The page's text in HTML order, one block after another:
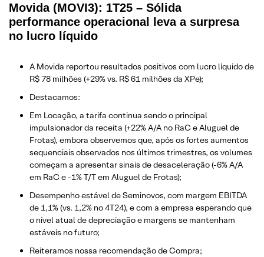
Movida (MOVI3): 1T25 – Sólida
performance operacional leva a surpresa
no lucro líquido
A Movida reportou resultados positivos com lucro líquido de
R$ 78 milhões (+29% vs. R$ 61 milhões da XPe);
Destacamos:
Em Locação, a tarifa continua sendo o principal
impulsionador da receita (+22% A/A no RaC e Aluguel de
Frotas), embora observemos que, após os fortes aumentos
sequenciais observados nos últimos trimestres, os volumes
começam a apresentar sinais de desaceleração (-6% A/A
em RaC e -1% T/T em Aluguel de Frotas);
Desempenho estável de Seminovos, com margem EBITDA
de 1,1% (vs. 1,2% no 4T24), e com a empresa esperando que
o nível atual de depreciação e margens se mantenham
estáveis ​​no futuro;
Reiteramos nossa recomendação de Compra;